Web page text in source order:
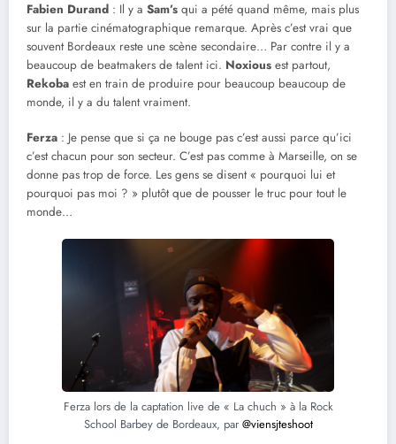
Fabien Durand : Il y a Sam’s qui a pété quand même, mais plus
sur la partie cinématographique remarque. Après c’est vrai que
souvent Bordeaux reste une scène secondaire… Par contre il y a
beaucoup de beatmakers de talent ici. Noxious est partout,
Rekoba est en train de produire pour beaucoup beaucoup de
monde, il y a du talent vraiment.
Ferza : Je pense que si ça ne bouge pas c’est aussi parce qu’ici
c’est chacun pour son secteur. C’est pas comme à Marseille, on se
donne pas trop de force. Les gens se disent « pourquoi lui et
pourquoi pas moi ? » plutôt que de pousser le truc pour tout le
monde…
Ferza lors de la captation live de « La chuch » à la Rock
School Barbey de Bordeaux, par@viensjteshoot